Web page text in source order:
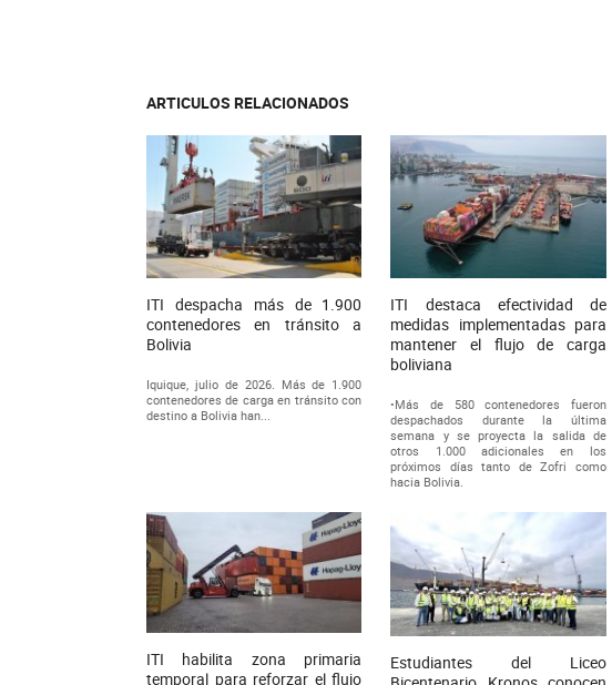
ARTICULOS RELACIONADOS
ITI despacha más de 1.900
contenedores en tránsito a
Bolivia
Iquique, julio de 2026. Más de 1.900
contenedores de carga en tránsito con
destino a Bolivia han...
ITI destaca efectividad de
medidas implementadas para
mantener el flujo de carga
boliviana
•Más de 580 contenedores fueron
despachados durante la última
semana y se proyecta la salida de
otros 1.000 adicionales en los
próximos días tanto de Zofri como
hacia Bolivia.
ITI habilita zona primaria
temporal para reforzar el flujo
Estudiantes del Liceo